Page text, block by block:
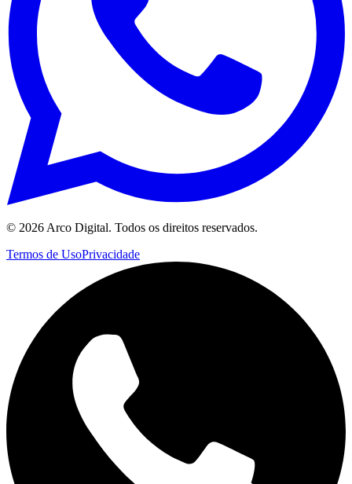
© 2026 Arco Digital. Todos os direitos reservados.
Termos de UsoPrivacidade